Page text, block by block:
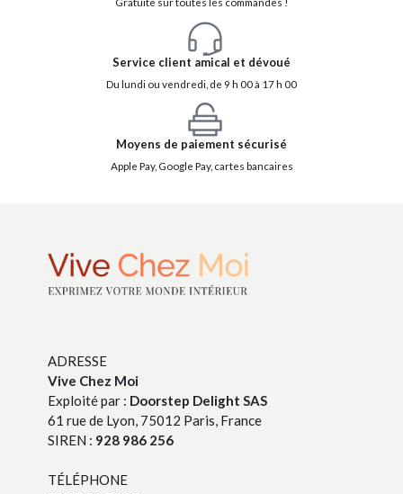
Service client amical et dévoué
Du lundi ou vendredi, de 9 h 00 à 17 h 00
Moyens de paiement sécurisé
Apple Pay, Google Pay, cartes bancaires
ADRESSE
Vive Chez Moi
Exploité par : Doorstep Delight SAS
61 rue de Lyon, 75012 Paris, France
SIREN : 928 986 256
TÉLÉPHONE